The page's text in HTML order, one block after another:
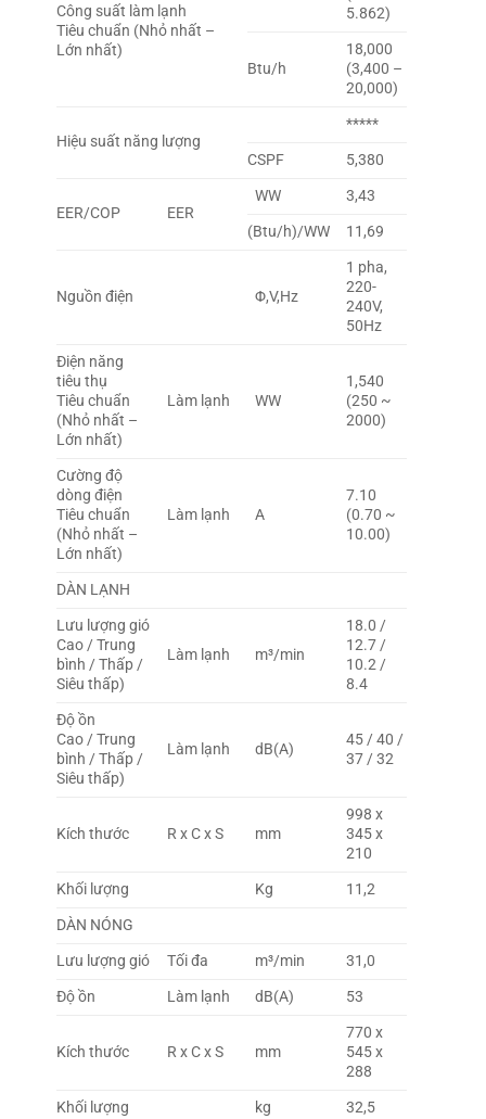
Công suất làm lạnh
Tiêu chuẩn (Nhỏ nhất –
Lớn nhất)
5.862)
Btu/h
18,000
(3,400 –
20,000)
Hiệu suất năng lượng
*****
CSPF
5,380
EER/COP EER
WW
3,43
(Btu/h)/WW
11,69
Nguồn điện Φ,V,Hz
1 pha,
220-
240V,
50Hz
Điện năng
tiêu thụ
Tiêu chuẩn
(Nhỏ nhất –
Lớn nhất)
Làm lạnh WW
1,540
(250 ~
2000)
Cường độ
dòng điện
Tiêu chuẩn
(Nhỏ nhất –
Lớn nhất)
Làm lạnh A
7.10
(0.70 ~
10.00)
DÀN LẠNH
Lưu lượng gió
Cao / Trung
bình / Thấp /
Siêu thấp)
Làm lạnh m³/min
18.0 /
12.7 /
10.2 /
8.4
Độ ồn
Cao / Trung
bình / Thấp /
Siêu thấp)
Làm lạnh dB(A)
45 / 40 /
37 / 32
Kích thước R x C x S mm
998 x
345 x
210
Khối lượng
Kg
11,2
DÀN NÓNG
Lưu lượng gió
Tối đa m³/min
31,0
Độ ồn
Làm lạnh dB(A) 53
Kích thước R x C x S mm
770 x
545 x
288
Khối lượng
kg
32,5